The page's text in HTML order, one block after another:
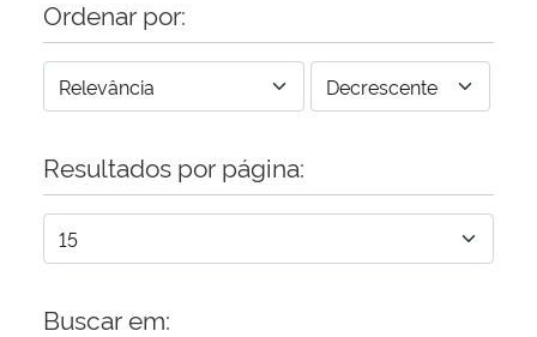
Advocacia-Geral da União
Banco Central do Brasil
Planalto
Ordenar por:
Resultados por página:
Buscar em: